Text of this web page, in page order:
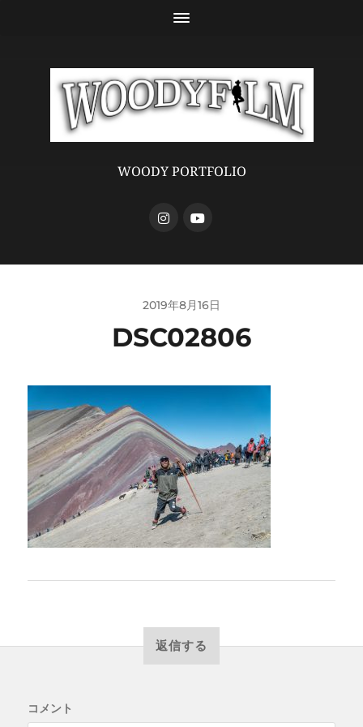
WOODY PORTFOLIO
2019年8月16日
DSC02806
返信する
コメント